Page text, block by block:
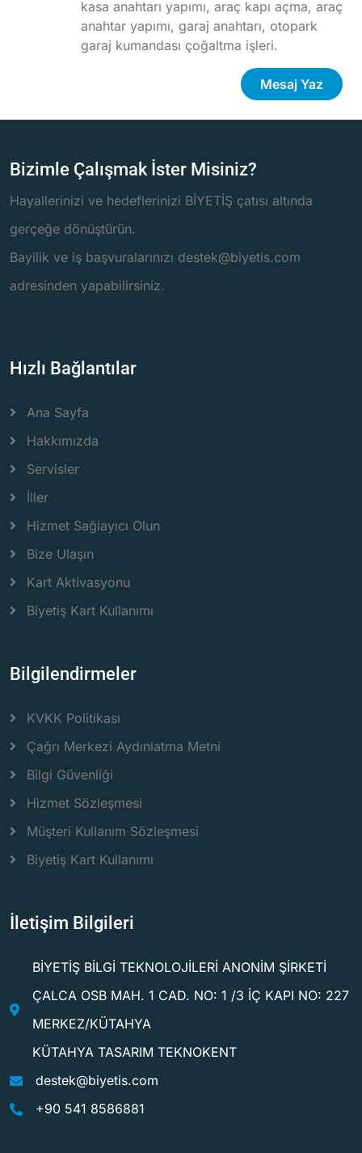
kasa anahtarı yapımı, araç kapı açma, araç
anahtar yapımı, garaj anahtarı, otopark
garaj kumandası çoğaltma işleri.
Mesaj Yaz
Bizimle Çalışmak İster Misiniz?
Hayallerinizi ve hedeflerinizi BİYETİŞ çatısı altında
gerçeğe dönüştürün.
Bayilik ve iş başvuralarınızı destek@biyetis.com
adresinden yapabilirsiniz.
Hızlı Bağlantılar
Ana Sayfa
Hakkımızda
Servisler
İller
Hizmet Sağlayıcı Olun
Bize Ulaşın
Kart Aktivasyonu
Biyetiş Kart Kullanımı
Bilgilendirmeler
KVKK Politikası
Çağrı Merkezi Aydınlatma Metni
Bilgi Güvenliği
Hizmet Sözleşmesi
Müşteri Kullanım Sözleşmesi
Biyetiş Kart Kullanımı
İletişim Bilgileri
BİYETİŞ BİLGİ TEKNOLOJİLERİ ANONİM ŞİRKETİ
ÇALCA OSB MAH. 1 CAD. NO: 1 /3 İÇ KAPI NO: 227
MERKEZ/KÜTAHYA
KÜTAHYA TASARIM TEKNOKENT
destek@biyetis.com
+90 541 8586881